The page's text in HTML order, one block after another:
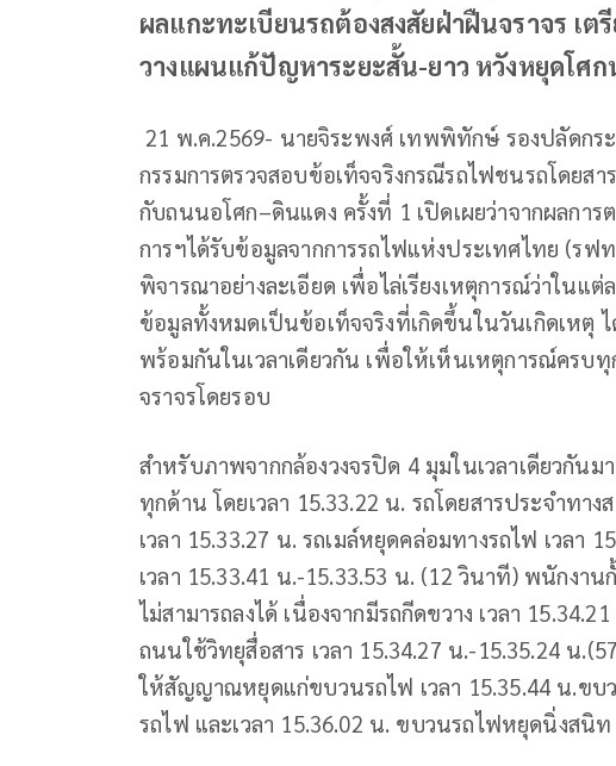
ผลแกะทะเบียนรถต้องสงสัยฝ่าฝืนจราจร เ
วางแผนแก้ปัญหาระยะสั้น-ยาว หวังหยุดโศ
21 พ.ค.2569- นายจิระพงศ์ เทพพิทักษ์ รองปลัดก
กรรมการตรวจสอบข้อเท็จจริงกรณีรถไฟชนรถโดยส
กับถนนอโศก–ดินแดง ครั้งที่ 1 เปิดเผยว่าจากผลการ
การฯได้รับข้อมูลจากการรถไฟแห่งประเทศไทย (รฟ
พิจารณาอย่างละเอียด เพื่อไล่เรียงเหตุการณ์ว่าในแ
ข้อมูลทั้งหมดเป็นข้อเท็จจริงที่เกิดขึ้นในวันเกิดเหตุ
พร้อมกันในเวลาเดียวกัน เพื่อให้เห็นเหตุการณ์ครบ
จราจรโดยรอบ
สำหรับภาพจากกล้องวงจรปิด 4 มุมในเวลาเดียวกัน
ทุกด้าน โดยเวลา 15.33.22 น. รถโดยสารประจำทา
เวลา 15.33.27 น. รถเมล์หยุดคล่อมทางรถไฟ เวลา
เวลา 15.33.41 น.-15.33.53 น. (12 วินาที) พนักงา
ไม่สามารถลงได้ เนื่องจากมีรถกีดขวาง เวลา
ถนนใช้วิทยุสื่อสาร เวลา 15.34.27 น.-15.35.24 น
ให้สัญญาณหยุดแก่ขบวนรถไฟ เวลา 15.35.44 น.ขบ
รถไฟ และเวลา 15.36.02 น. ขบวนรถไฟหยุดนิ่งสนิท